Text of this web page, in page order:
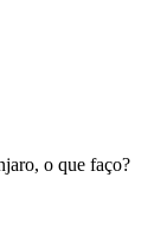
o que faço?